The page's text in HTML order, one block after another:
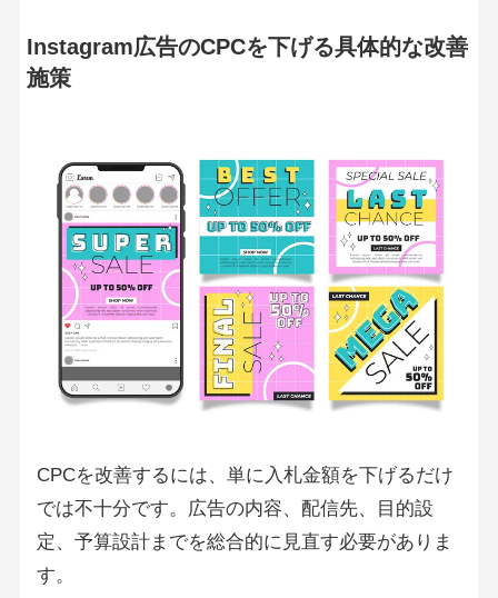
Instagram広告のCPCを下げる具体的な改善
施策
CPCを改善するには、単に入札金額を下げるだけ
では不十分です。広告の内容、配信先、目的設
定、予算設計までを総合的に見直す必要がありま
す。